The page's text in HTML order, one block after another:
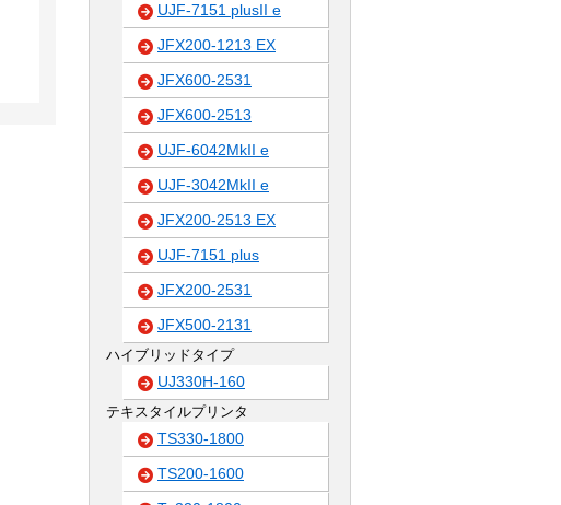
UJF-7151 plusII e
JFX200-1213 EX
JFX600-2531
JFX600-2513
UJF-6042MkII e
UJF-3042MkII e
JFX200-2513 EX
UJF-7151 plus
JFX200-2531
JFX500-2131
ハイブリッドタイプ
UJ330H-160
テキスタイルプリンタ
TS330-1800
TS200-1600